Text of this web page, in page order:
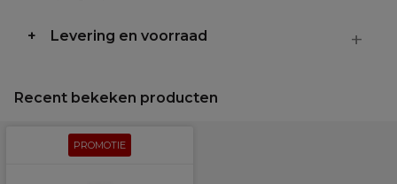
Levering en voorraad
Recent bekeken producten
PROMOTIE